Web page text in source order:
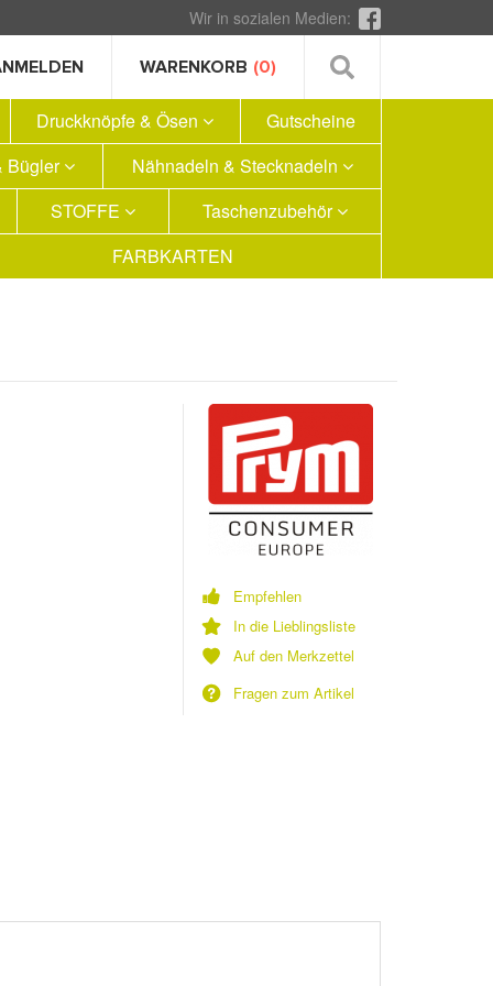
Wir in sozialen Medien:
WARENKORB (0)
Druckknöpfe & Ösen
Gutscheine
Bügler
Nähnadeln & Stecknadeln
STOFFE
Taschenzubehör
FARBKARTEN
Empfehlen
In die Lieblingsliste
Auf den Merkzettel
Fragen zum Artikel